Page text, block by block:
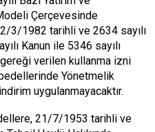
Çerçevesinde
3/1982 tarihli ve 2634 sayılı
Kanun ile 5346 sayılı
verilen kullanma izni
Yönetmelik
uygulanmayacaktır.
21/7/1953 tarihli ve